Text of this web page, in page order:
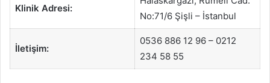
Klinik Adresi:
No:71/6 Şişli – İstanbul
İletişim:
0536 886 12 96 – 0212
234 58 55